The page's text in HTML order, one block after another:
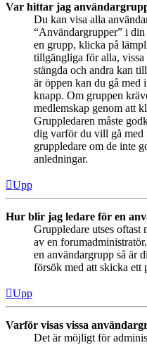
Var hittar jag
Du kan visa alla
“Användargrupper” i
en grupp, klicka på
tillgängliga för alla, vissa
stängda och andra kan
är öppen kan du gå med
knapp. Om gruppen
medlemskap genom att
Gruppledaren måste
dig varför du vill gå med
gruppledare om de inte
anledningar.
Upp
Hur blir jag ledare för en
Gruppledare utses oftast
av en
en användargrupp så är
försök med att skicka ett
Upp
Varför visas vissa
Det är möjligt för